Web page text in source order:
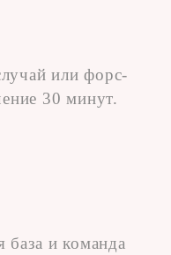
или форс-
30 минут.
база и команда